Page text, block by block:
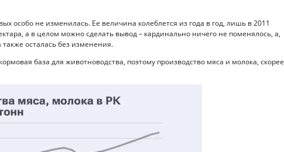
особо не изменилась. Ее величина колеблется из года в год, лишь в 2011
а в целом можно сделать вывод – кардинально ничего не поменялось, а,
осталась без изменения.
база для животноводства, поэтому производство мяса и молока, скорее